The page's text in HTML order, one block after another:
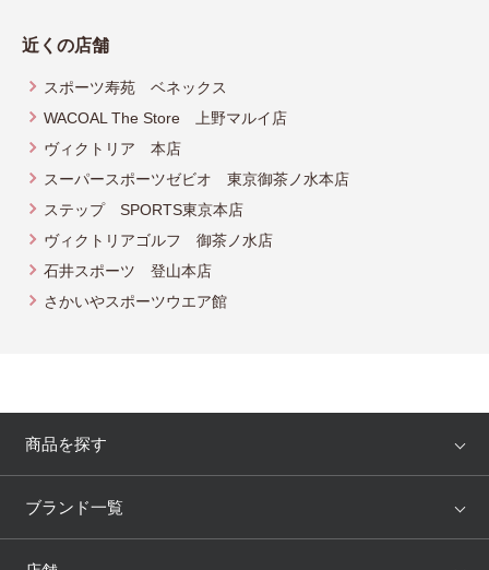
近くの店舗
スポーツ寿苑 ベネックス
WACOAL The Store 上野マルイ店
ヴィクトリア 本店
スーパースポーツゼビオ 東京御茶ノ水本店
ステップ SPORTS東京本店
ヴィクトリアゴルフ 御茶ノ水店
石井スポーツ 登山本店
さかいやスポーツウエア館
商品を探す
アイテム
ブランド一覧
WACOAL